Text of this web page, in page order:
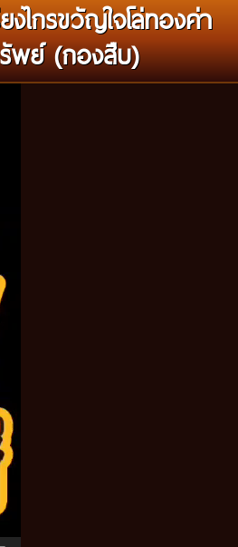
ไกรขวัญใจโล่ทองค่า
รัพย์ (กองสืบ)